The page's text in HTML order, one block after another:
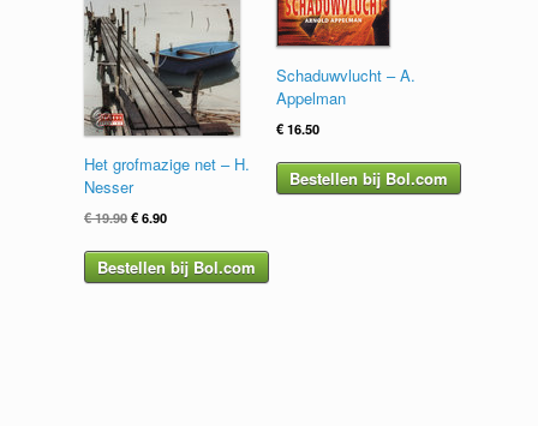
Het grofmazige net – H.
Nesser
€19.90Oorspronkelijke
was:
€ 19.90.
€6.90Huidige
is:
€ 6.90.
Bestellen bij Bol.com
Schaduwvlucht – A.
Appelman
€16.50
Bestellen bij Bol.com